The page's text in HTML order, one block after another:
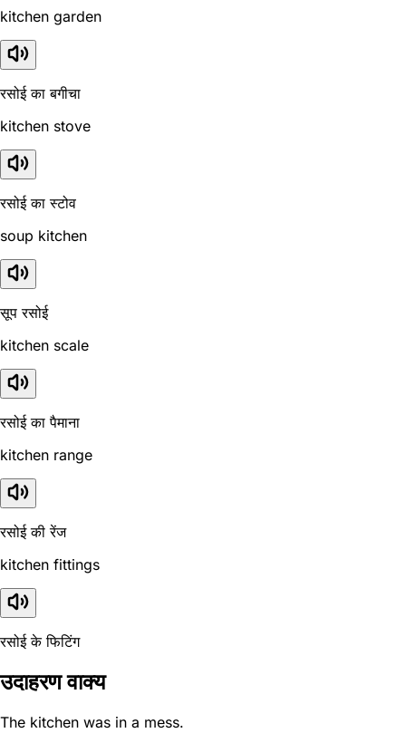
kitchen garden
रसोई का बगीचा
kitchen stove
रसोई का स्टोव
soup kitchen
सूप रसोई
kitchen scale
रसोई का पैमाना
kitchen range
रसोई की रेंज
kitchen fittings
रसोई के फिटिंग
उदाहरण वाक्य
The kitchen was in a mess.